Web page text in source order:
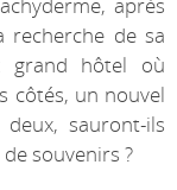
de sa
grand hôtel où
côtés, un nouvel
sauront-ils
souvenirs ?